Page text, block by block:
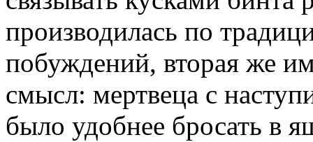
производилась по
побуждений, вторая же
смысл: мертвеца с
было удобнее бросать в